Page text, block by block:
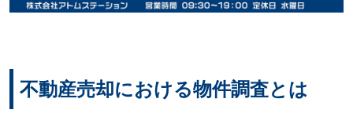
不動産売却における物件調査とは